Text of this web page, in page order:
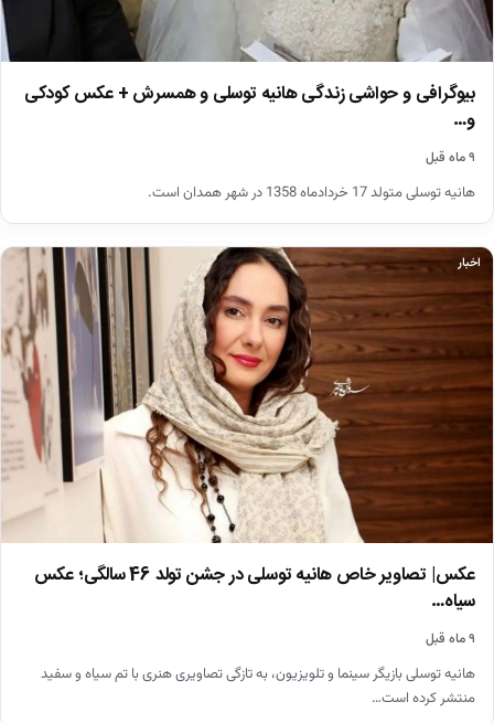
بیوگرافی و حواشی زندگی هانیه توسلی و همسرش + عکس کودکی
و…
۹ ماه قبل
هانیه توسلی متولد 17 خردادماه 1358 در شهر همدان است.
اخبار
عکس| تصاویر خاص هانیه توسلی در جشن تولد 46 سالگی؛ عکس
سیاه…
۹ ماه قبل
هانیه توسلی بازیگر سینما و تلویزیون، به تازگی تصاویری هنری با تم سیاه و سفید
منتشر کرده است…